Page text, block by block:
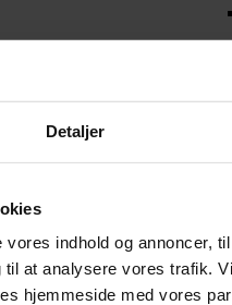
Detaljer
indhold og annoncer,
at analysere vores trafik.
hjemmeside med vores